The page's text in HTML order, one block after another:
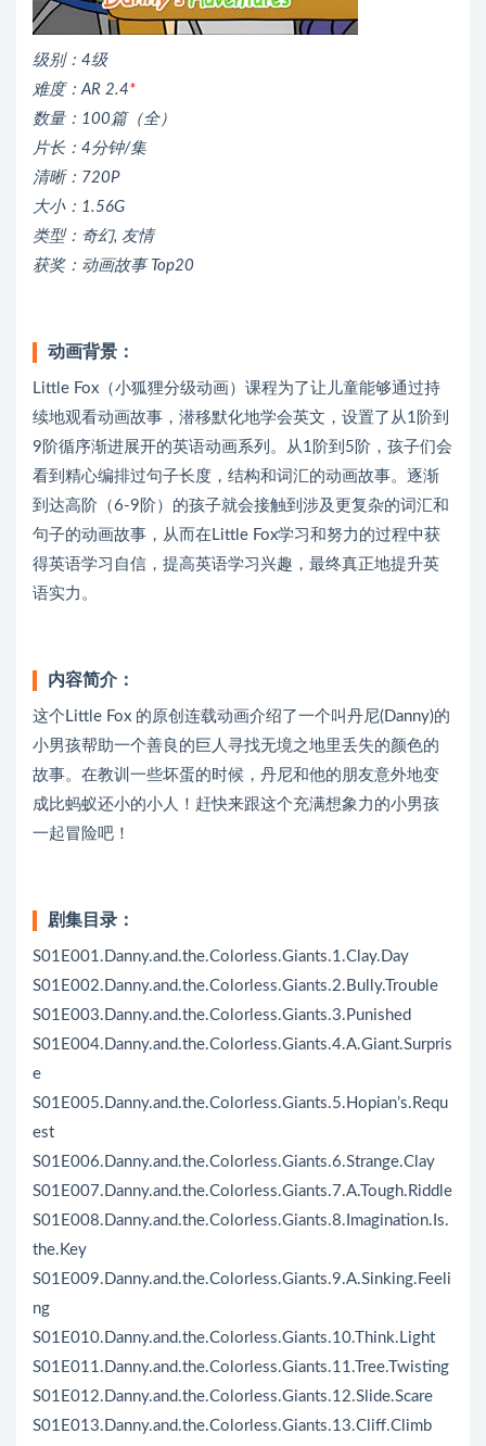
级别：4级
难度：AR 2.4*
数量：100篇（全）
片长：4分钟/集
清晰：720P
大小：1.56G
类型：奇幻, 友情
获奖：动画故事 Top20
动画背景：
Little Fox（小狐狸分级动画）课程为了让儿童能够通过持
续地观看动画故事，潜移默化地学会英文，设置了从1阶到
9阶循序渐进展开的英语动画系列。从1阶到5阶，孩子们会
看到精心编排过句子长度，结构和词汇的动画故事。逐渐
到达高阶（6-9阶）的孩子就会接触到涉及更复杂的词汇和
句子的动画故事，从而在Little Fox学习和努力的过程中获
得英语学习自信，提高英语学习兴趣，最终真正地提升英
语实力。
内容简介：
这个Little Fox 的原创连载动画介绍了一个叫丹尼(Danny)的
小男孩帮助一个善良的巨人寻找无境之地里丢失的颜色的
故事。在教训一些坏蛋的时候，丹尼和他的朋友意外地变
成比蚂蚁还小的小人！赶快来跟这个充满想象力的小男孩
一起冒险吧！
剧集目录：
S01E001.Danny.and.the.Colorless.Giants.1.Clay.Day
S01E002.Danny.and.the.Colorless.Giants.2.Bully.Trouble
S01E003.Danny.and.the.Colorless.Giants.3.Punished
S01E004.Danny.and.the.Colorless.Giants.4.A.Giant.Surpris
e
S01E005.Danny.and.the.Colorless.Giants.5.Hopian’s.Requ
est
S01E006.Danny.and.the.Colorless.Giants.6.Strange.Clay
S01E007.Danny.and.the.Colorless.Giants.7.A.Tough.Riddle
S01E008.Danny.and.the.Colorless.Giants.8.Imagination.Is.
the.Key
S01E009.Danny.and.the.Colorless.Giants.9.A.Sinking.Feeli
ng
S01E010.Danny.and.the.Colorless.Giants.10.Think.Light
S01E011.Danny.and.the.Colorless.Giants.11.Tree.Twisting
S01E012.Danny.and.the.Colorless.Giants.12.Slide.Scare
S01E013.Danny.and.the.Colorless.Giants.13.Cliff.Climb